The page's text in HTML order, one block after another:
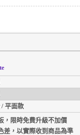
/ 平面款
，限時免費升級不加價
差，以實際收到商品為準